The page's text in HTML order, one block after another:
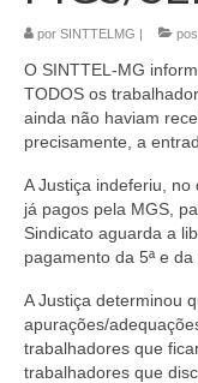
por SINTTELMG |
O SINTTEL-MG
TODOS os
ainda não haviam
precisamente, a
A Justiça indeferiu, no
já pagos pela MGS,
Sindicato aguarda a
pagamento da 5ª e
A Justiça determinou
apurações/
trabalhadores que
trabalhadores que